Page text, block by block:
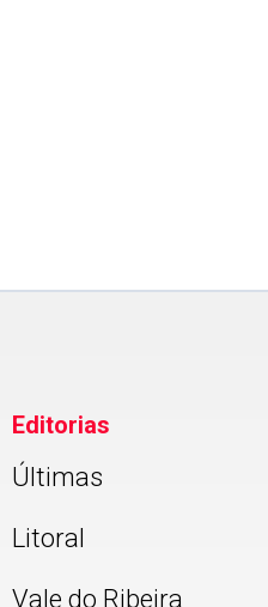
Editorias
Últimas
Litoral
Vale do Ribeira